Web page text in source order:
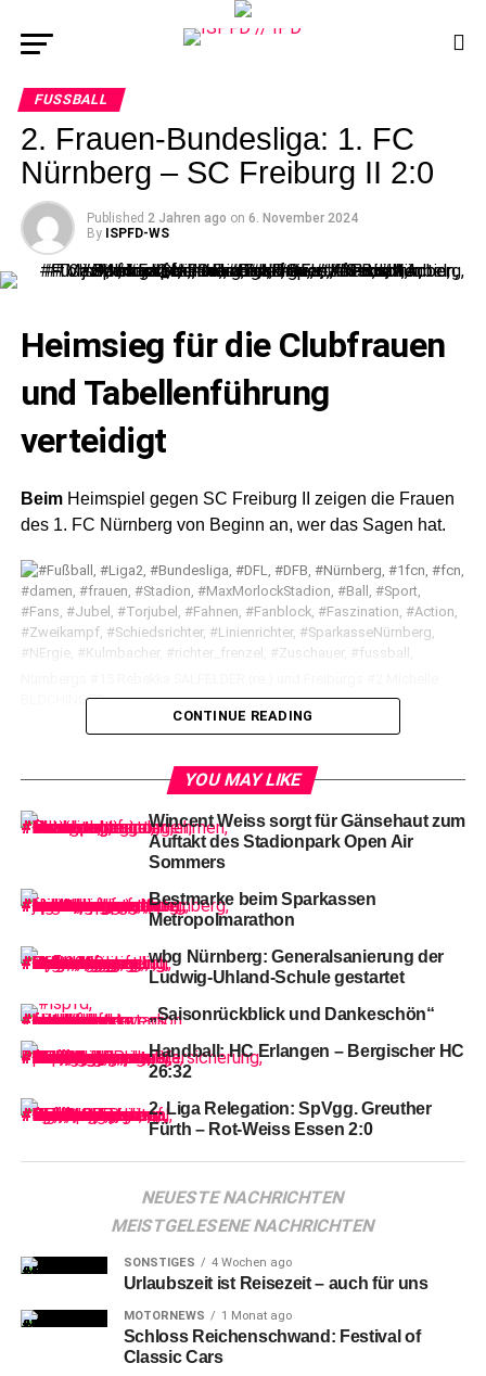
FUSSBALL
2. Frauen-Bundesliga: 1. FC
Nürnberg – SC Freiburg II 2:0
Published 2 Jahren ago on 6. November 2024
By ISPFD-WS
Heimsieg für die Clubfrauen
und Tabellenführung
verteidigt
BeimHeimspiel gegen SC Freiburg II zeigen die Frauen
des 1. FC Nürnberg von Beginn an, wer das Sagen hat.
BLÖCHINGER
Gästen kaum die Chance, in den Strafraum zu gelangen.
Trotzder cleveren Spielweise der Heimmannschaft und
des SC Freiburg II lange, ein Tor zu verhindern.
Freiburgs #11 Nora SCHERER (li.) und Nürnbergs #15 Rebekka
CONTINUE READING
YOU MAY LIKE
Wincent Weiss sorgt für Gänsehaut zum
Auftakt des Stadionpark Open Air
Sommers
Bestmarke beim Sparkassen
Metropolmarathon
wbg Nürnberg: Generalsanierung der
Ludwig-Uhland-Schule gestartet
„Saisonrückblick und Dankeschön“
Handball: HC Erlangen – Bergischer HC
26:32
2. Liga Relegation: SpVgg. Greuther
Fürth – Rot-Weiss Essen 2:0
NEUESTE NACHRICHTEN
MEISTGELESENE NACHRICHTEN
SONSTIGES 4 Wochen ago
Urlaubszeit ist Reisezeit – auch für uns
MOTORNEWS 1 Monat ago
Schloss Reichenschwand: Festival of
Classic Cars